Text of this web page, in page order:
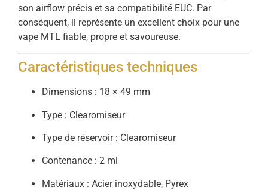
son airflow précis et sa compatibilité EUC. Par
conséquent, il représente un excellent choix pour une
vape MTL fiable, propre et savoureuse.
Caractéristiques techniques
Dimensions : 18 × 49 mm
Type : Clearomiseur
Type de réservoir : Clearomiseur
Contenance : 2 ml
Matériaux : Acier inoxydable, Pyrex